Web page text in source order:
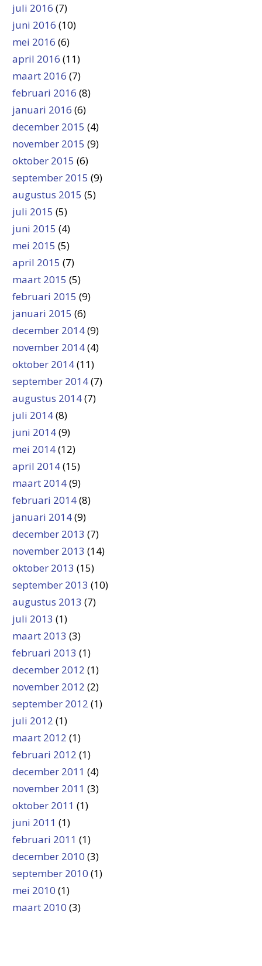
juli 2016 (7)
juni 2016 (10)
mei 2016 (6)
april 2016 (11)
maart 2016 (7)
februari 2016 (8)
januari 2016 (6)
december 2015 (4)
november 2015 (9)
oktober 2015 (6)
september 2015 (9)
augustus 2015 (5)
juli 2015 (5)
juni 2015 (4)
mei 2015 (5)
april 2015 (7)
maart 2015 (5)
februari 2015 (9)
januari 2015 (6)
december 2014(9)
november 2014(4)
oktober 2014(11)
september 2014(7)
augustus 2014(7)
juli 2014(8)
juni 2014(9)
mei 2014(12)
april 2014(15)
maart 2014(9)
februari 2014(8)
januari 2014(9)
december 2013 (7)
november 2013 (14)
oktober 2013 (15)
september 2013 (10)
augustus 2013 (7)
juli 2013 (1)
maart 2013 (3)
februari 2013 (1)
december 2012 (1)
november 2012 (2)
september 2012 (1)
juli 2012 (1)
maart 2012 (1)
februari 2012 (1)
december 2011 (4)
november 2011 (3)
oktober 2011 (1)
juni 2011 (1)
februari 2011 (1)
december 2010 (3)
september 2010 (1)
mei 2010 (1)
maart 2010 (3)